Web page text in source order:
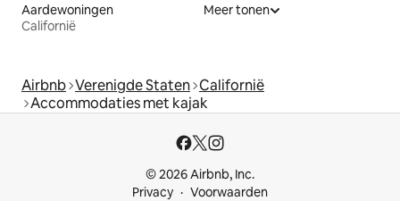
Aardewoningen
Californië
Meer tonen
Airbnb Verenigde Staten Californië
Accommodaties met kajak
© 2026 Airbnb, Inc.
Privacy
Voorwaarden